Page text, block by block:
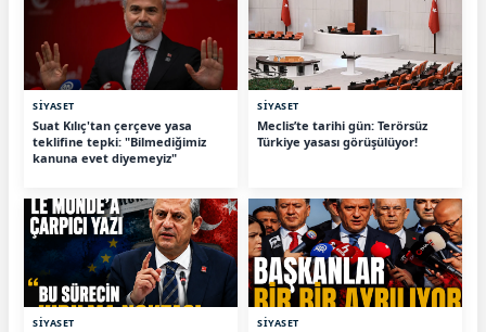
SİYASET
Suat Kılıç'tan çerçeve yasa
teklifine tepki: "Bilmediğimiz
kanuna evet diyemeyiz"
SİYASET
Meclis’te tarihi gün: Terörsüz
Türkiye yasası görüşülüyor!
SİYASET SİYASET